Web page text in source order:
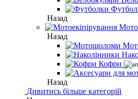
Назад
Назад
Кофри
Назад
Дивитись більше категорій